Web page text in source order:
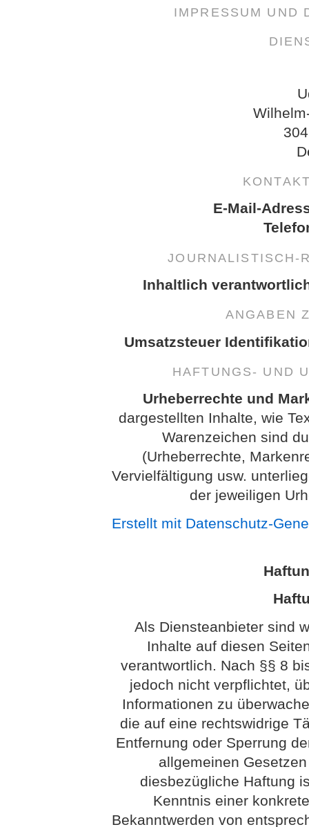
IMPRESSUM UND
E-Mail-
JOURNALISTISCH-
Inhaltlich
ANGABEN
Umsatzsteuer
HAFTUNGS- UND
Urheberrechte und
dargestellten Inhalte, wie
Warenzeichen sind
(Urheberrechte,
Vervielfältigung usw.
der jeweiligen
Erstellt mit Datenschutz-
Als Diensteanbieter sind
Inhalte auf diesen
verantwortlich. Nach §§ 8
jedoch nicht verpflichtet,
Informationen zu
die auf eine rechtswidrige
Entfernung oder Sperrung
allgemeinen
diesbezügliche Haftung
Kenntnis einer
Bekanntwerden von